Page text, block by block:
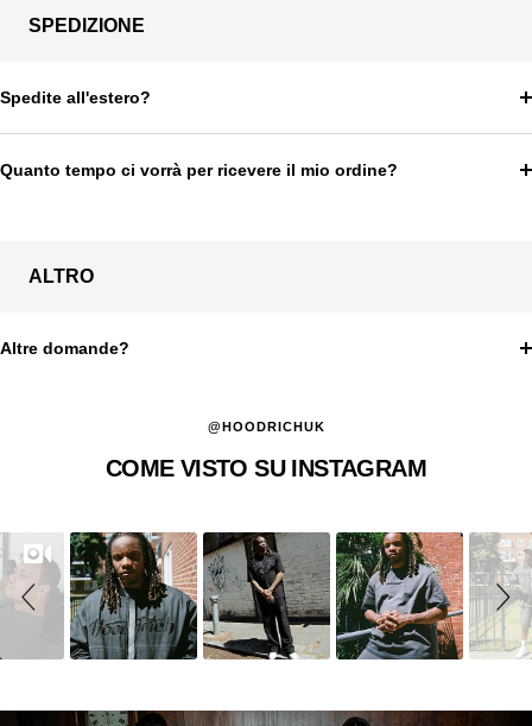
SPEDIZIONE
Spedite all'estero?
Quanto tempo ci vorrà per ricevere il mio ordine?
ALTRO
Altre domande?
@HOODRICHUK
COME VISTO SU INSTAGRAM
Slideshow
Slide
controls